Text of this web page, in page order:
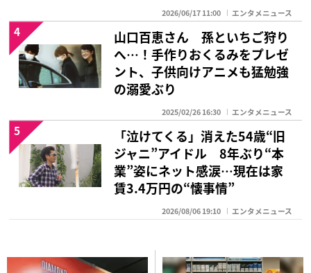
2026/06/17 11:00 エンタメニュース
山口百恵さん 孫といちご狩り
へ…！手作りおくるみをプレゼ
ント、子供向けアニメも猛勉強
の溺愛ぶり
2025/02/26 16:30 エンタメニュース
4
「泣けてくる」消えた54歳“旧
ジャニ”アイドル 8年ぶり“本
業”姿にネット感涙…現在は家
賃3.4万円の“懐事情”
2026/08/06 19:10 エンタメニュース
5